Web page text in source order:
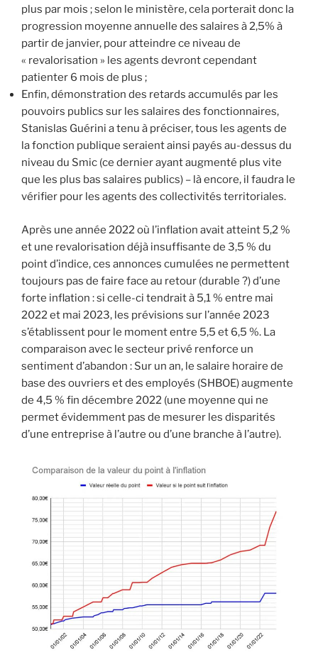
plus par mois ; selon le ministère, cela porterait donc la
progression moyenne annuelle des salaires à 2,5% à
partir de janvier, pour atteindre ce niveau de
« revalorisation » les agents devront cependant
patienter 6 mois de plus ;
Enfin, démonstration des retards accumulés par les
pouvoirs publics sur les salaires des fonctionnaires,
Stanislas Guérini a tenu à préciser, tous les agents de
la fonction publique seraient ainsi payés au-dessus du
niveau du Smic (ce dernier ayant augmenté plus vite
que les plus bas salaires publics) – là encore, il faudra le
vérifier pour les agents des collectivités territoriales.
Après une année 2022 où l’inflation avait atteint 5,2 %
et une revalorisation déjà insuffisante de 3,5 % du
point d’indice, ces annonces cumulées ne permettent
toujours pas de faire face au retour (durable ?) d’une
forte inflation : si celle-ci tendrait à 5,1 % entre mai
2022 et mai 2023, les prévisions sur l’année 2023
s’établissent pour le moment entre 5,5 et 6,5 %. La
comparaison avec le secteur privé renforce un
sentiment d’abandon : Sur un an, le salaire horaire de
base des ouvriers et des employés (SHBOE) augmente
de 4,5 % fin décembre 2022 (une moyenne qui ne
permet évidemment pas de mesurer les disparités
d’une entreprise à l’autre ou d’une branche à l’autre).